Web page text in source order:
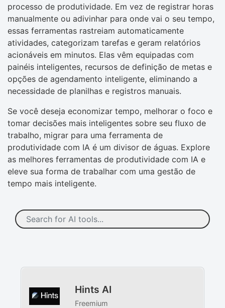
processo de produtividade. Em vez de registrar horas
manualmente ou adivinhar para onde vai o seu tempo,
essas ferramentas rastreiam automaticamente
atividades, categorizam tarefas e geram relatórios
acionáveis em minutos. Elas vêm equipadas com
painéis inteligentes, recursos de definição de metas e
opções de agendamento inteligente, eliminando a
necessidade de planilhas e registros manuais.
Se você deseja economizar tempo, melhorar o foco e
tomar decisões mais inteligentes sobre seu fluxo de
trabalho, migrar para uma ferramenta de
produtividade com IA é um divisor de águas. Explore
as melhores ferramentas de produtividade com IA e
eleve sua forma de trabalhar com uma gestão de
tempo mais inteligente.
Hints AI
Freemium